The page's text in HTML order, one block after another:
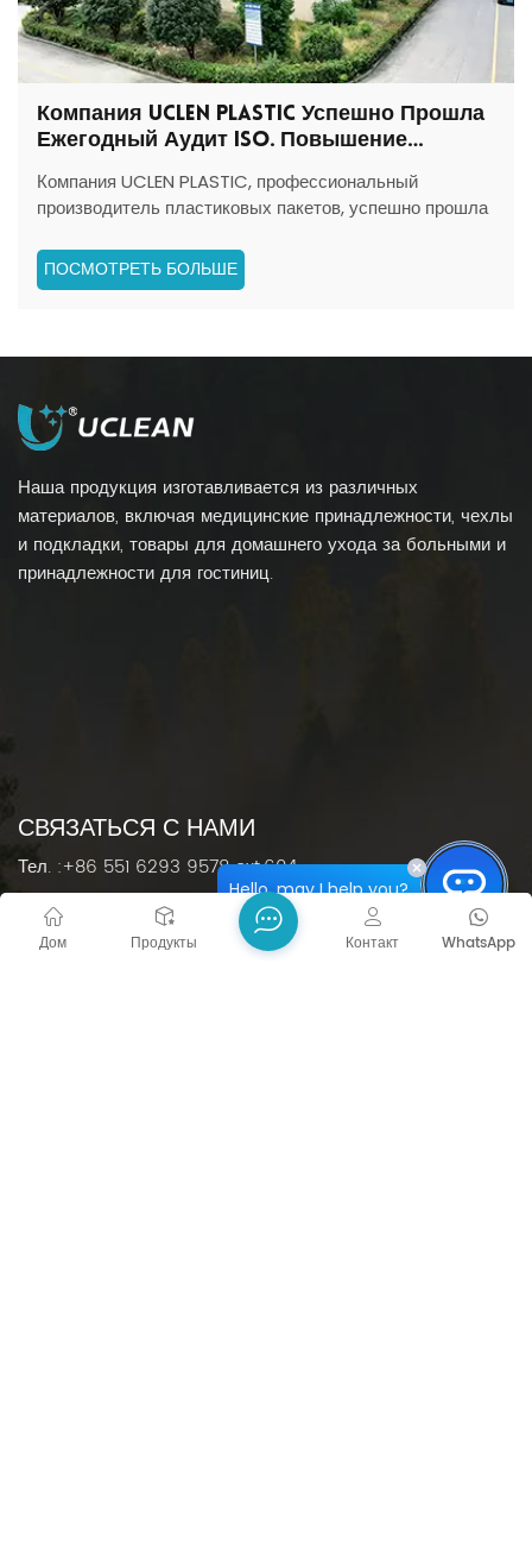
Компания UCLEN PLASTIC Успешно Прошла
Ежегодный Аудит ISO. Повышение
Компания UCLEN PLASTIC, профессиональный
производитель пластиковых пакетов, успешно прошла
независимой организацией. Тщательная проверка на
месте подтвердила, что система управления
ПОСМОТРЕТЬ БОЛЬШЕ
Наша продукция изготавливается из различных
материалов, включая медицинские принадлежности, чехлы
и подкладки, товары для домашнего ухода за больными и
принадлежности для гостиниц.
СВЯЗАТЬСЯ С НАМИ
Тел. :+86 551 6293 9578 ext.604
Электронная почта :
inquiry@ucleanplastic.com
Адрес : No. 101, Building 1, Shuangxin Industrial Park,
Дом Продукты WhatsApp
Контакт
Hello, may I help you?